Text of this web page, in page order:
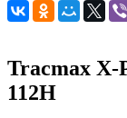
Tracmax X-
112H